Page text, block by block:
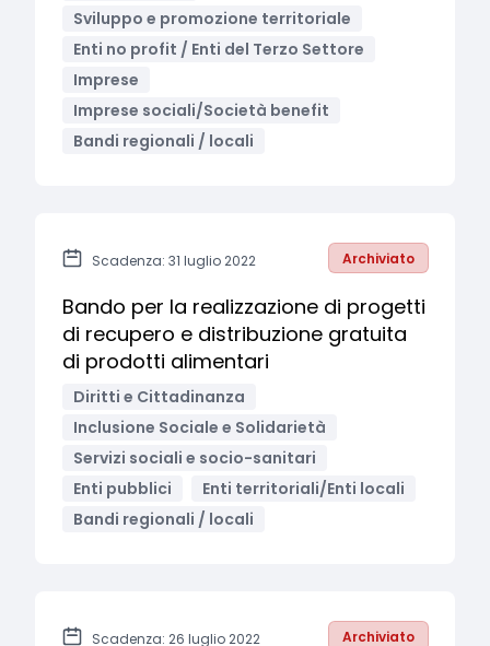
Sviluppo e promozione territoriale
Enti no profit / Enti del Terzo Settore
Imprese
Imprese sociali/Società benefit
Bandi regionali / locali
Scadenza: 31 luglio 2022 Archiviato
Bando per la realizzazione di progetti
di recupero e distribuzione gratuita
di prodotti alimentari
Diritti e Cittadinanza
Inclusione Sociale e Solidarietà
Servizi sociali e socio-sanitari
Enti pubblici
Enti territoriali/Enti locali
Bandi regionali / locali
Scadenza: 26 luglio 2022 Archiviato